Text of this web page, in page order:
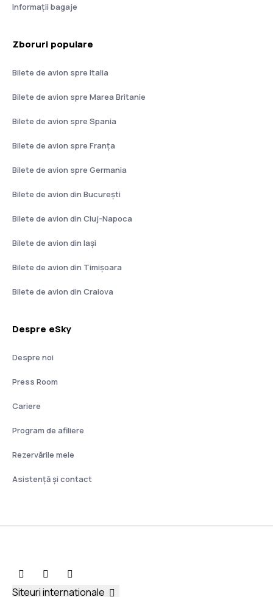
Informații bagaje
Zboruri populare
Bilete de avion spre Italia
Bilete de avion spre Marea Britanie
Bilete de avion spre Spania
Bilete de avion spre Franţa
Bilete de avion spre Germania
Bilete de avion din București
Bilete de avion din Cluj-Napoca
Bilete de avion din Iași
Bilete de avion din Timișoara
Bilete de avion din Craiova
Despre eSky
Despre noi
Press Room
Cariere
Program de afiliere
Rezervările mele
Asistenţă şi contact
Siteuri internaționale